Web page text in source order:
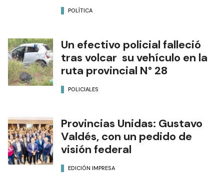
POLÍTICA
Un efectivo policial falleció
tras volcar su vehículo en la
ruta provincial N° 28
POLICIALES
Provincias Unidas: Gustavo
Valdés, con un pedido de
visión federal
EDICIÓN IMPRESA